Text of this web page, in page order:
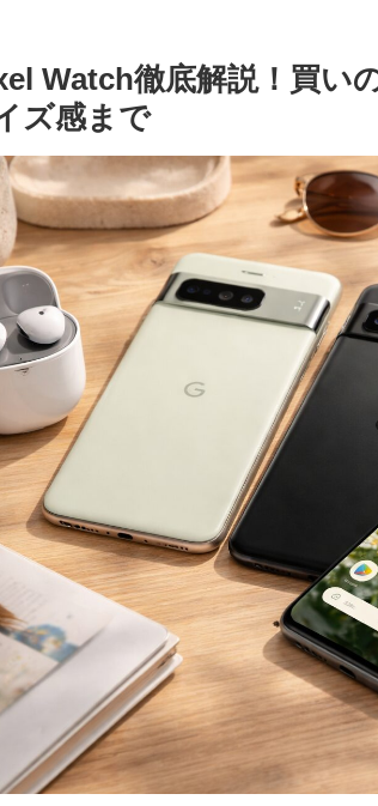
Watch徹底解説！買い
ズ感まで